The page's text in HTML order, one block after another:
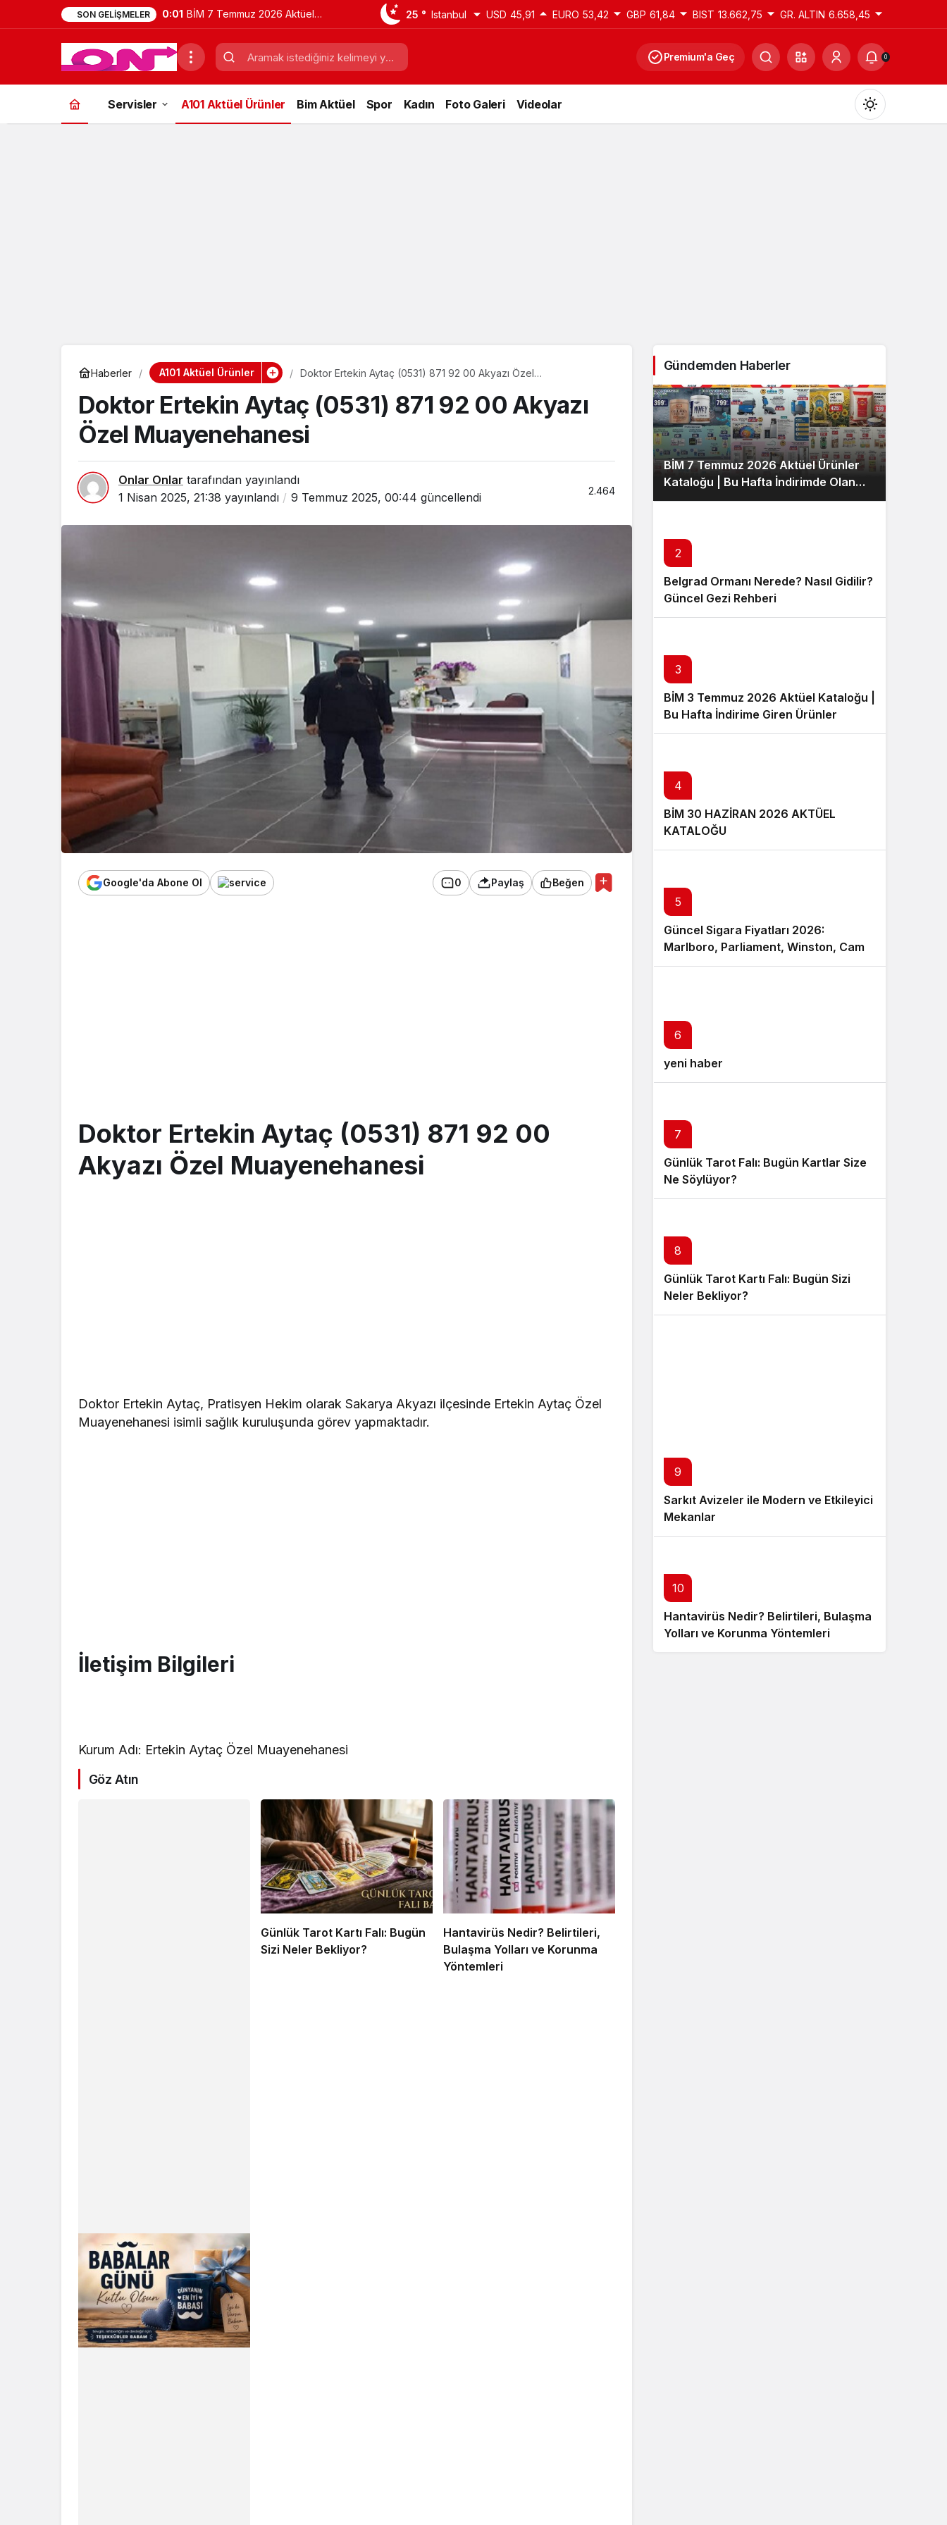
SON GELIŞMELER 0:01 BİM 7 Temmuz 2026 Aktüel
Ürünler Kataloğu | Bu Hafta
İndirimde Olan Ürünler
25 ° Istanbul USD 45,91 EURO 53,42 GBP 61,84 BIST 13.662,75 GR. ALTIN 6.658,45
Premium'a Geç 0
Servisler A101 Aktüel Ürünler Bim Aktüel Spor Kadın Foto Galeri Videolar
Haberler A101 Aktüel Ürünler
Doktor Ertekin Aytaç (0531) 871 92 00 Akyazı Özel
Doktor Ertekin Aytaç (0531) 871 92 00 Akyazı
Özel Muayenehanesi
Onlar Onlar tarafından yayınlandı
1 Nisan 2025, 21:38 yayınlandı 9 Temmuz 2025, 00:44 güncellendi 2.464
Google'da Abone Ol 0 Paylaş Beğen
Doktor Ertekin Aytaç (0531) 871 92 00
Akyazı Özel Muayenehanesi
Doktor Ertekin Aytaç, Pratisyen Hekim olarak Sakarya Akyazı ilçesinde Ertekin Aytaç Özel
Muayenehanesi isimli sağlık kuruluşunda görev yapmaktadır.
İletişim Bilgileri
Kurum Adı: Ertekin Aytaç Özel Muayenehanesi
Göz Atın
Günlük Tarot Kartı Falı: Bugün
Sizi Neler Bekliyor?
Hantavirüs Nedir? Belirtileri,
Bulaşma Yolları ve Korunma
Yöntemleri
Gündemden Haberler
BİM 7 Temmuz 2026 Aktüel Ürünler
Kataloğu | Bu Hafta İndirimde Olan
Ürünler
2
Belgrad Ormanı Nerede? Nasıl Gidilir?
Güncel Gezi Rehberi
3
BİM 3 Temmuz 2026 Aktüel Kataloğu |
Bu Hafta İndirime Giren Ürünler
4
BİM 30 HAZİRAN 2026 AKTÜEL
KATALOĞU
5
Güncel Sigara Fiyatları 2026:
Marlboro, Parliament, Winston, Camel
ve Tüm Sigara Markalarının Zamlı
6
yeni haber
7
Günlük Tarot Falı: Bugün Kartlar Size
Ne Söylüyor?
8
Günlük Tarot Kartı Falı: Bugün Sizi
Neler Bekliyor?
9
Sarkıt Avizeler ile Modern ve Etkileyici
Mekanlar
10
Hantavirüs Nedir? Belirtileri, Bulaşma
Yolları ve Korunma Yöntemleri